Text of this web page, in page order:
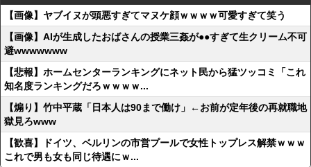
【画像】ヤブイヌが頭悪すぎてマヌケ顔ｗｗｗｗ可愛すぎて笑う
【画像】AIが生成したおばさんの授業三姦が●●すぎて生クリーム不可
避wwwwwww
【悲報】ホームセンターランキングにネット民から猛ツッコミ「これ
知名度ランキングだろｗｗｗｗ...
【煽り】竹中平蔵「日本人は90まで働け」←お前が定年後の再就職地
獄見ろwww
【歓喜】ドイツ、ベルリンの市営プールで女性トップレス解禁ｗｗｗ
これで男も女も同じ待遇にｗ...